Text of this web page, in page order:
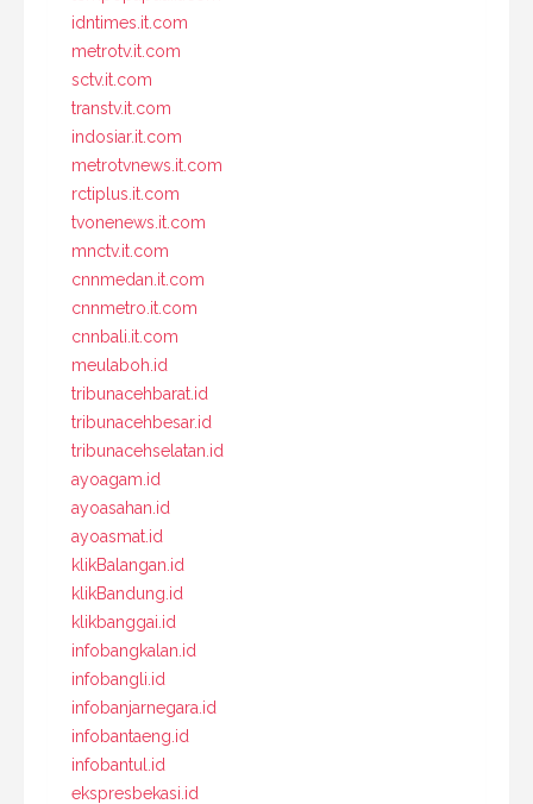
idntimes.it.com
metrotv.it.com
sctv.it.com
transtv.it.com
indosiar.it.com
metrotvnews.it.com
rctiplus.it.com
tvonenews.it.com
mnctv.it.com
cnnmedan.it.com
cnnmetro.it.com
cnnbali.it.com
meulaboh.id
tribunacehbarat.id
tribunacehbesar.id
tribunacehselatan.id
ayoagam.id
ayoasahan.id
ayoasmat.id
klikBalangan.id
klikBandung.id
klikbanggai.id
infobangkalan.id
infobangli.id
infobanjarnegara.id
infobantaeng.id
infobantul.id
ekspresbekasi.id